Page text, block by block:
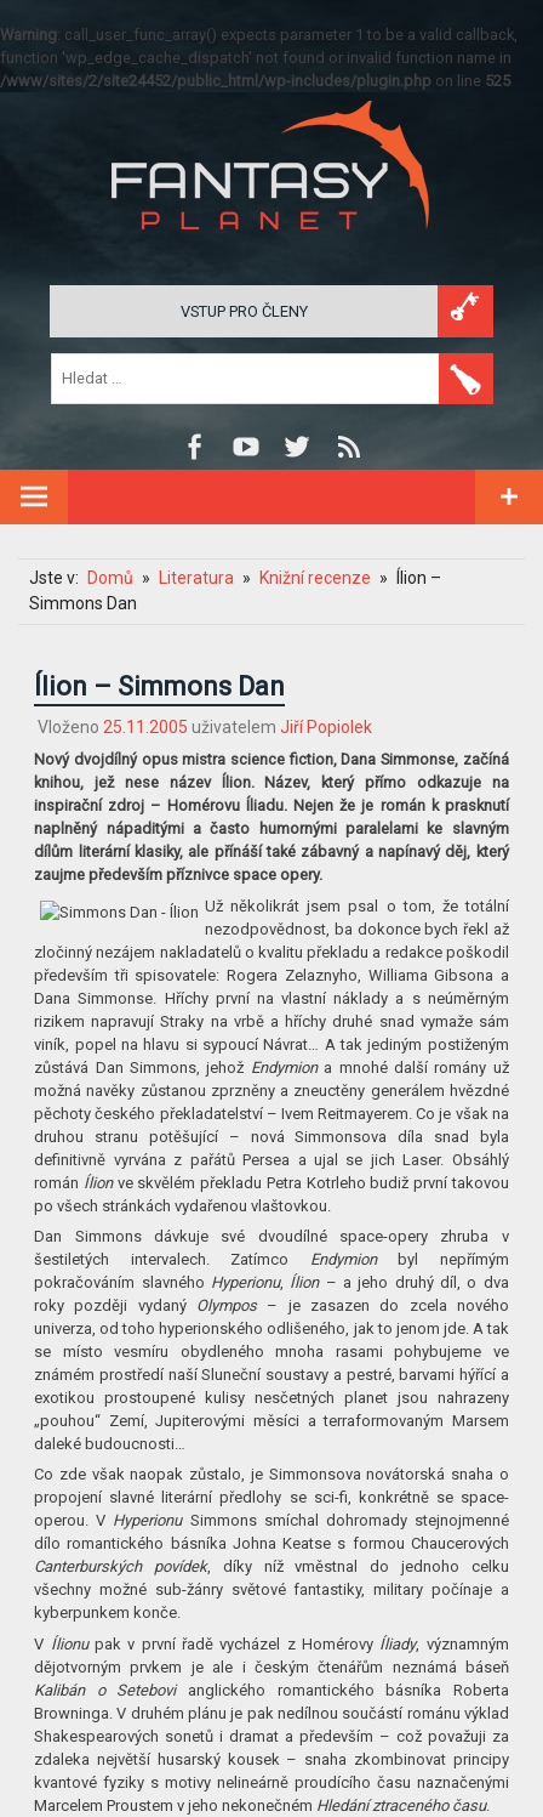
Warning: call_user_func_array() expects parameter 1 to be a valid callback,
function 'wp_edge_cache_dispatch' not found or invalid function name in
/www/sites/2/site24452/public_html/wp-includes/plugin.php on line 525
VSTUP PRO ČLENY
Jste v: Domů Literatura Knižní recenze
Ílion –
Simmons Dan
Ílion – Simmons Dan
Vloženo 25.11.2005 uživatelem Jiří Popiolek
Nový dvojdílný opus mistra science fiction, Dana Simmonse, začíná
knihou, jež nese název Ílion. Název, který přímo odkazuje na
inspirační zdroj – Homérovu Íliadu. Nejen že je román k prasknutí
naplněný nápaditými a často humornými paralelami ke slavným
dílům literární klasiky, ale přínáší také zábavný a napínavý děj, který
zaujme především příznivce space opery.
Už několikrát jsem psal o tom, že totální
nezodpovědnost, ba dokonce bych řekl až
zločinný nezájem nakladatelů o kvalitu překladu a redakce poškodil
především tři spisovatele: Rogera Zelaznyho, Williama Gibsona a
Dana Simmonse. Hříchy první na vlastní náklady a s neúměrným
rizikem napravují Straky na vrbě a hříchy druhé snad vymaže sám
viník, popel na hlavu si sypoucí Návrat… A tak jediným postiženým
zůstává Dan Simmons, jehož Endymiona mnohé další romány už
možná navěky zůstanou zprzněny a zneuctěny generálem hvězdné
pěchoty českého překladatelství – Ivem Reitmayerem. Co je však na
druhou stranu potěšující – nová Simmonsova díla snad byla
definitivně vyrvána z pařátů Persea a ujal se jich Laser. Obsáhlý
román Ílionve skvělém překladu Petra Kotrleho budiž první takovou
po všech stránkách vydařenou vlaštovkou.
Dan Simmons dávkuje své dvoudílné space-opery zhruba v
šestiletých intervalech. Zatímco Endymionbyl nepřímým
pokračováním slavného Hyperionu, Ílion– a jeho druhý díl, o dva
roky později vydaný Olympos– je zasazen do zcela nového
univerza, od toho hyperionského odlišeného, jak to jenom jde. A tak
se místo vesmíru obydleného mnoha rasami pohybujeme ve
známém prostředí naší Sluneční soustavy a pestré, barvami hýřící a
exotikou prostoupené kulisy nesčetných planet jsou nahrazeny
„pouhou“ Zemí, Jupiterovými měsíci a terraformovaným Marsem
daleké budoucnosti…
Co zde však naopak zůstalo, je Simmonsova novátorská snaha o
propojení slavné literární předlohy se sci-fi, konkrétně se space-
operou. V HyperionuSimmons smíchal dohromady stejnojmenné
dílo romantického básníka Johna Keatse s formou Chaucerových
Canterburských povídek, díky níž vměstnal do jednoho celku
všechny možné sub-žánry světové fantastiky, military počínaje a
kyberpunkem konče.
V Ílionupak v první řadě vycházel z Homérovy Íliady, významným
dějotvorným prvkem je ale i českým čtenářům neznámá báseň
Kalibán o Setebovianglického romantického básníka Roberta
Browninga. V druhém plánu je pak nedílnou součástí románu výklad
Shakespearových sonetů i dramat a především – což považuji za
zdaleka největší husarský kousek – snaha zkombinovat principy
kvantové fyziky s motivy nelineárně proudícího času naznačenými
Marcelem Proustem v jeho nekonečném Hledání ztraceného času.